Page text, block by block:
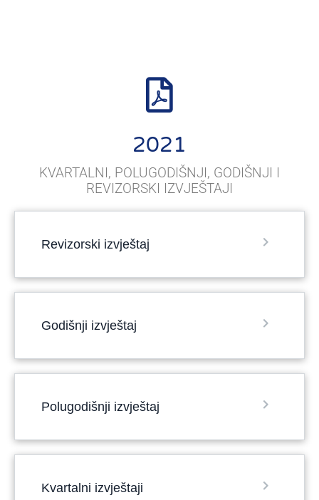
2021
KVARTALNI, POLUGODIŠNJI, GODIŠNJI I
REVIZORSKI IZVJEŠTAJI
Revizorski izvještaj
Godišnji izvještaj
Polugodišnji izvještaj
Kvartalni izvještaji